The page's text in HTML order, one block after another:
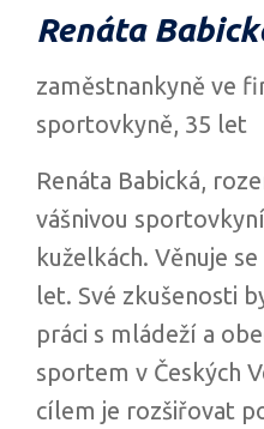
Renáta
zaměstnankyně ve
sportovkyně, 35 let
Renáta Babická,
vášnivou
kuželkách. Věnuje
let. Své zkušenosti
práci s mládeží a
sportem v Českých
cílem je rozšiřovat